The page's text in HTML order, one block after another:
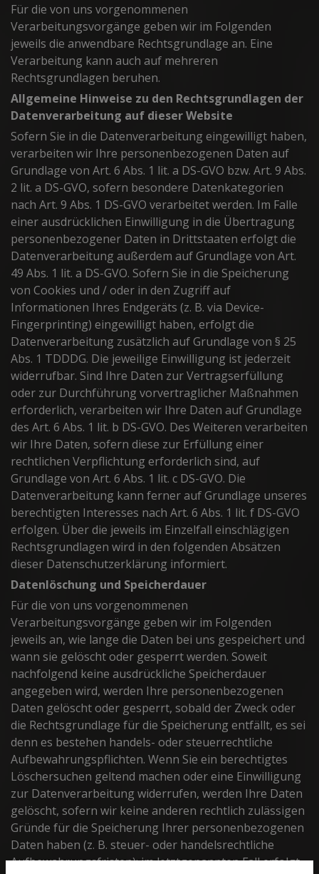
Für die von uns vorgenommenen
Verarbeitungsvorgänge geben wir im Folgenden
jeweils die anwendbare Rechtsgrundlage an. Eine
Verarbeitung kann auch auf mehreren
Rechtsgrundlagen beruhen.
Allgemeine Hinweise zu den Rechtsgrundlagen der
Datenverarbeitung auf dieser Website
Sofern Sie in die Datenverarbeitung eingewilligt haben,
verarbeiten wir Ihre personenbezogenen Daten auf
Grundlage von Art. 6 Abs. 1 lit. a DS-GVO bzw. Art. 9 Abs.
2 lit. a DS-GVO, sofern besondere Datenkategorien
nach Art. 9 Abs. 1 DS-GVO verarbeitet werden. Im Falle
einer ausdrücklichen Einwilligung in die Übertragung
personenbezogener Daten in Drittstaaten erfolgt die
Datenverarbeitung außerdem auf Grundlage von Art.
49 Abs. 1 lit. a DS-GVO. Sofern Sie in die Speicherung
von Cookies und / oder in den Zugriff auf
Informationen Ihres Endgeräts (z. B. via Device-
Fingerprinting) eingewilligt haben, erfolgt die
Datenverarbeitung zusätzlich auf Grundlage von § 25
Abs. 1 TDDDG. Die jeweilige Einwilligung ist jederzeit
widerrufbar. Sind Ihre Daten zur Vertragserfüllung
oder zur Durchführung vorvertraglicher Maßnahmen
erforderlich, verarbeiten wir Ihre Daten auf Grundlage
des Art. 6 Abs. 1 lit. b DS-GVO. Des Weiteren verarbeiten
wir Ihre Daten, sofern diese zur Erfüllung einer
rechtlichen Verpflichtung erforderlich sind, auf
Grundlage von Art. 6 Abs. 1 lit. c DS-GVO. Die
Datenverarbeitung kann ferner auf Grundlage unseres
berechtigten Interesses nach Art. 6 Abs. 1 lit. f DS-GVO
erfolgen. Über die jeweils im Einzelfall einschlägigen
Rechtsgrundlagen wird in den folgenden Absätzen
dieser Datenschutzerklärung informiert.
Datenlöschung und Speicherdauer
Für die von uns vorgenommenen
Verarbeitungsvorgänge geben wir im Folgenden
jeweils an, wie lange die Daten bei uns gespeichert und
wann sie gelöscht oder gesperrt werden. Soweit
nachfolgend keine ausdrückliche Speicherdauer
angegeben wird, werden Ihre personenbezogenen
Daten gelöscht oder gesperrt, sobald der Zweck oder
die Rechtsgrundlage für die Speicherung entfällt, es sei
denn es bestehen handels- oder steuerrechtliche
Aufbewahrungspflichten. Wenn Sie ein berechtigtes
Löschersuchen geltend machen oder eine Einwilligung
zur Datenverarbeitung widerrufen, werden Ihre Daten
gelöscht, sofern wir keine anderen rechtlich zulässigen
Gründe für die Speicherung Ihrer personenbezogenen
Daten haben (z. B. steuer- oder handelsrechtliche
Aufbewahrungsfristen); im letztgenannten Fall erfolgt